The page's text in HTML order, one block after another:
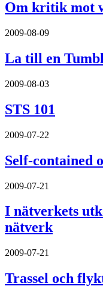
Om kritik mot
2009-08-09
La till en
2009-08-03
STS 101
2009-07-22
Self-contained
2009-07-21
I nätverkets
nätverk
2009-07-21
Trassel och